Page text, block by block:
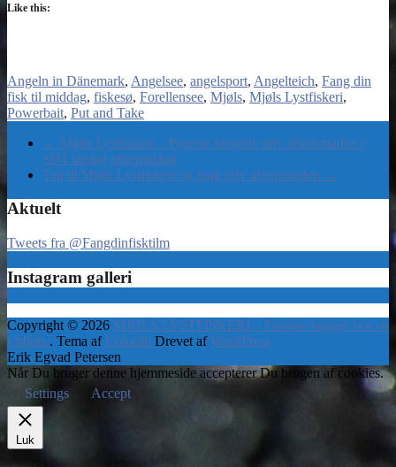
Like this:
Angeln in Dänemark Angelsee angelsport Angelteich Fang din
fisk til middag fiskesø Forellensee Mjøls Mjøls Lystfiskeri
Powerbait Put and Take
← Mjøls Lystfiskeri – Pigerne fangede selv aftensmaden i
SØ1 lørdag eftermiddag
Tag til Mjøls Lystfiskeri og fang selv aftensmaden →
Aktuelt
Tweets fra @Fangdinfisktilm
Instagram galleri
Copyright © 2026 MJØLS LYSTFISKERI – Fiskene hugger hos os
i Mjøls . Tema af Colorlib Drevet afWordPress
Erik Egvad Petersen
Når Du bruger denne hjemmeside accepterer Du brugen af cookies.
Settings
Accept
Luk